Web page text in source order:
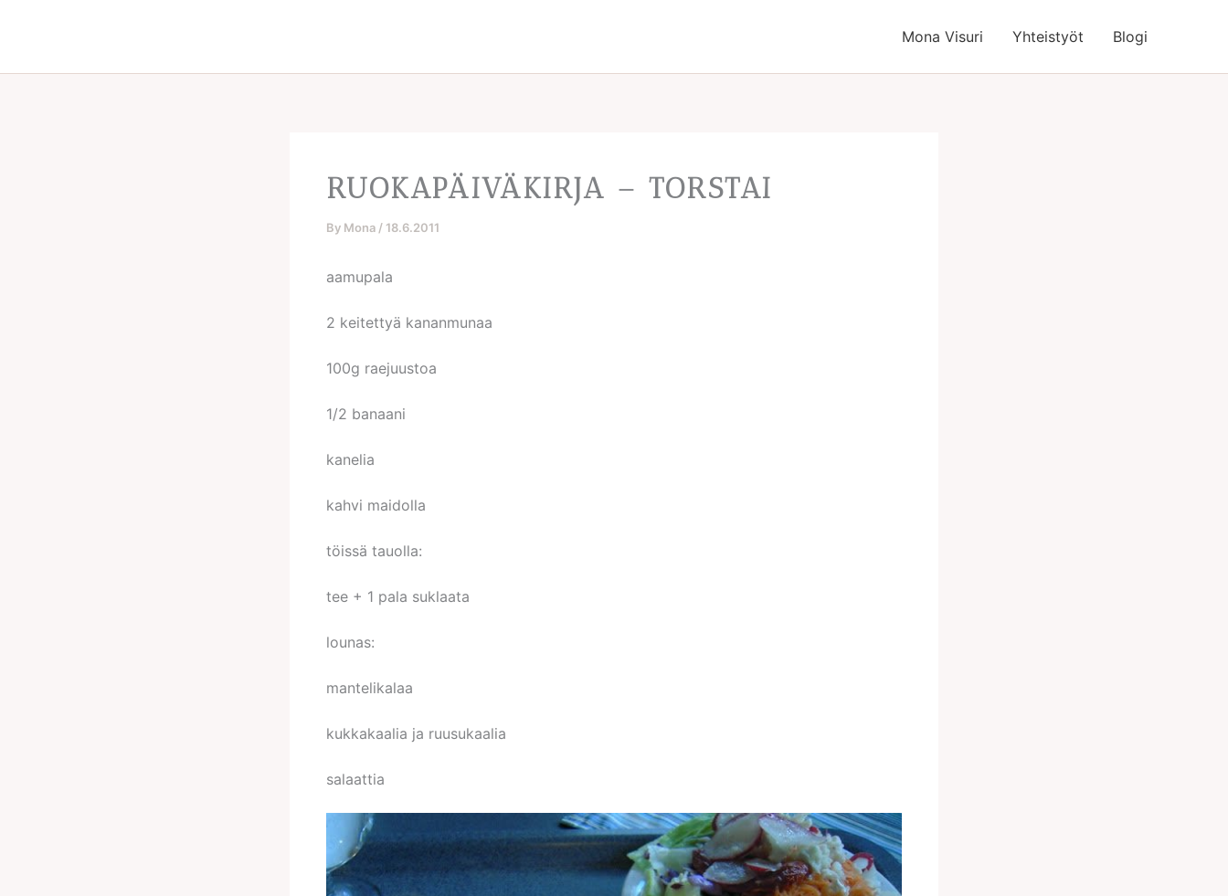
Mona Visuri Yhteistyöt Blogi
RUOKAPÄIVÄKIRJA – TORSTAI
By Mona / 18.6.2011
aamupala
2 keitettyä kananmunaa
100g raejuustoa
1/2 banaani
kanelia
kahvi maidolla
töissä tauolla:
tee + 1 pala suklaata
lounas:
mantelikalaa
kukkakaalia ja ruusukaalia
salaattia